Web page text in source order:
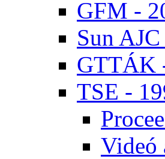
GFM -
Sun
GT­TÁK
TSE -
Vi­deó